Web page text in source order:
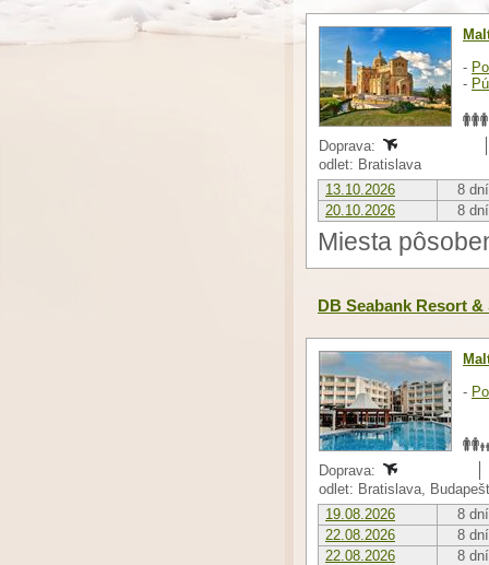
-
-
Doprava:
odlet: Bratislava
13.10.2026
8 dní
20.10.2026
8 dní
Miesta
DB Seabank Resort &
-
Doprava:
odlet: Bratislava,
19.08.2026
8 dní
22.08.2026
8 dní
22.08.2026
8 dní